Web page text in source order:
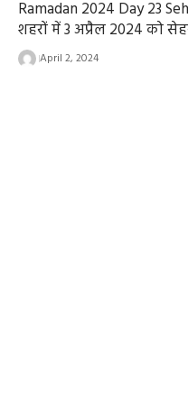
Ramadan 2024 Day 23
शहरों में 3 अप्रैल 2024 को
April 2, 2024